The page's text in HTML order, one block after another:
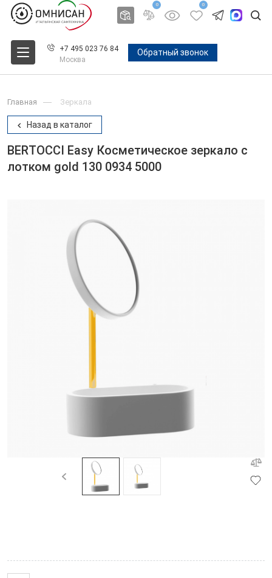
0 0
+7 495 023 76 84
Москва
Обратный звонок
Главная Зеркала
Назад в каталог
BERTOCCI Easy Косметическое зеркало с
лотком gold 130 0934 5000